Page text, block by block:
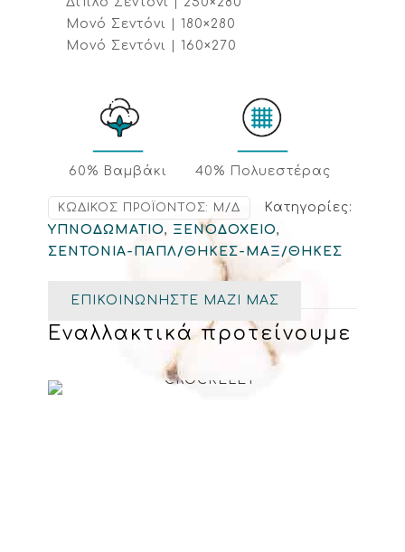
Μονό Σεντόνι | 180×280
Μονό Σεντόνι | 160×270
60% Βαμβάκι 40% Πολυεστέρας
ΚΩΔΙΚΌΣ ΠΡΟΪΌΝΤΟΣ: Μ/Δ
Κατηγορίες:
ΥΠΝΟΔΩΜΑΤΙΟ, ΞΕΝΟΔΟΧΕΙΟ,
ΣΕΝΤΟΝΙΑ-ΠΑΠΛ/ΘΗΚΕΣ-ΜΑΞ/ΘΗΚΕΣ
ΕΠΙΚΟΙΝΩΝΗΣΤΕ ΜΑΖΙ ΜΑΣ
Εναλλακτικά προτείνουμε